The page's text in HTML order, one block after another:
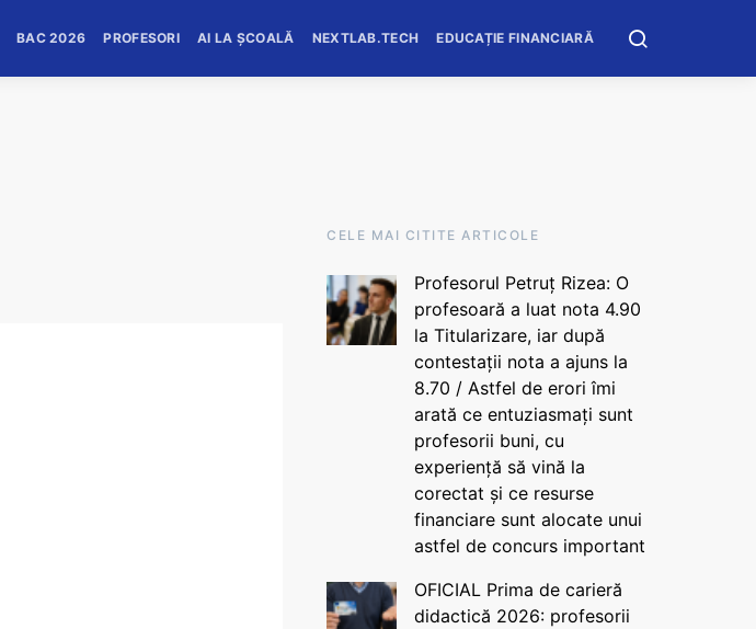
BAC 2026 PROFESORI AI LA ȘCOALĂ NEXTLAB.TECH EDUCAȚIE FINANCIARĂ
CELE MAI CITITE ARTICOLE
Profesorul Petruț Rizea: O
profesoară a luat nota 4.90
la Titularizare, iar după
contestații nota a ajuns la
8.70 / Astfel de erori îmi
arată ce entuziasmați sunt
profesorii buni, cu
experiență să vină la
corectat și ce resurse
financiare sunt alocate unui
astfel de concurs important
OFICIAL Prima de carieră
didactică 2026: profesorii